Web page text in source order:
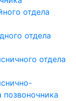
отдела
отдела
отдела
позвоночника